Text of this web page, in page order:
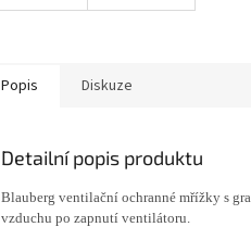
Popis Diskuze
Detailní popis produktu
Blauberg ventilační ochranné mřížky s
vzduchu po zapnutí ventilátoru.